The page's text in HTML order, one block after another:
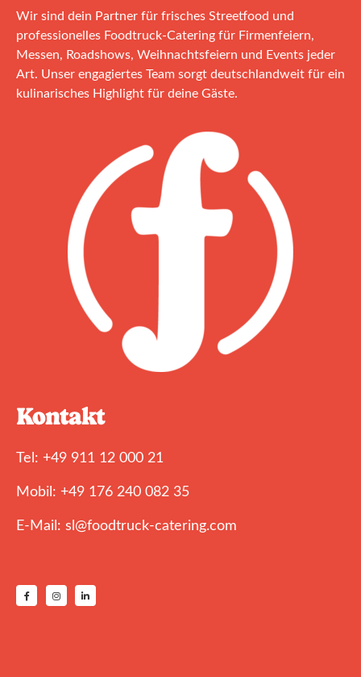
Wir sind dein Partner für frisches Streetfood und
professionelles Foodtruck‑Catering für Firmenfeiern,
Messen, Roadshows, Weihnachtsfeiern und Events jeder
Art. Unser engagiertes Team sorgt deutschlandweit für ein
kulinarisches Highlight für deine Gäste.
Kontakt
Tel: +49 911 12 000 21
Mobil: +49 176 240 082 35
E-Mail: sl@foodtruck-catering.com